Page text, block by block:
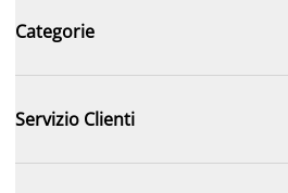
Categorie
Servizio Clienti